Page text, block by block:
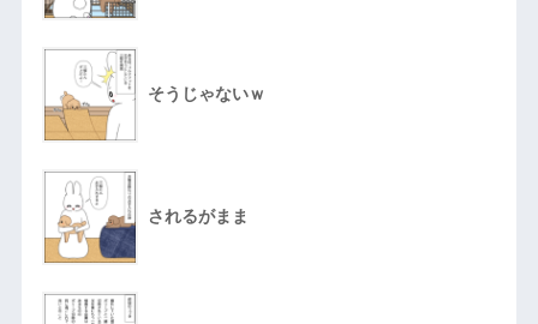
そうじゃないｗ
されるがまま